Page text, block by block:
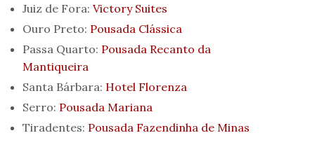
Juiz de Fora:Victory Suites
Ouro Preto: Pousada Clássica
Passa Quarto: Pousada Recanto da
Mantiqueira
Santa Bárbara: Hotel Florenza
Serro: Pousada Mariana
Tiradentes: Pousada Fazendinha de Minas